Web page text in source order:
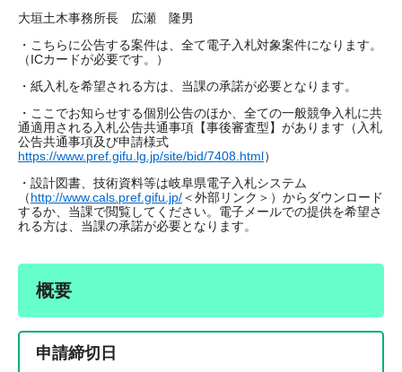
大垣土木事務所長 広瀬 隆男
・こちらに公告する案件は、全て電子入札対象案件になります。
（ICカードが必要です。）
・紙入札を希望される方は、当課の承諾が必要となります。
・ここでお知らせする個別公告のほか、全ての一般競争入札に共
通適用される入札公告共通事項【事後審査型】があります（入札
公告共通事項及び申請様式
https://www.pref.gifu.lg.jp/site/bid/7408.html）
・設計図書、技術資料等は岐阜県電子入札システム
（http://www.cals.pref.gifu.jp/＜外部リンク＞ ）からダウンロード
するか、当課で閲覧してください。電子メールでの提供を希望さ
れる方は、当課の承諾が必要となります。
概要
申請締切日